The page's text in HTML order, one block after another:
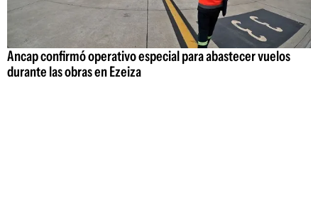
Ancap confirmó operativo especial para abastecer vuelos
durante las obras en Ezeiza